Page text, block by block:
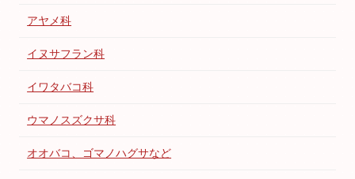
アヤメ科
イヌサフラン科
イワタバコ科
ウマノスズクサ科
オオバコ、ゴマノハグサなど